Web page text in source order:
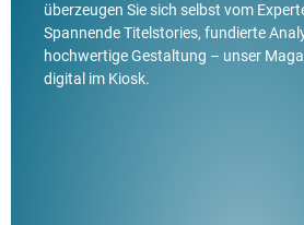
überzeugen Sie sich selbst vom
Spannende Titelstories, fundierte
hochwertige Gestaltung – unser
digital im Kiosk.